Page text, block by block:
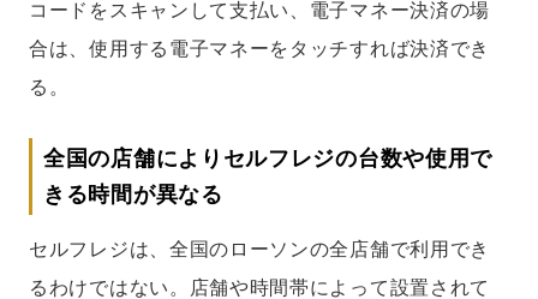
コードをスキャンして支払い、電子マネー決済の場
合は、使用する電子マネーをタッチすれば決済でき
る。
全国の店舗によりセルフレジの台数や使用で
きる時間が異なる
セルフレジは、全国のローソンの全店舗で利用でき
るわけではない。店舗や時間帯によって設置されて